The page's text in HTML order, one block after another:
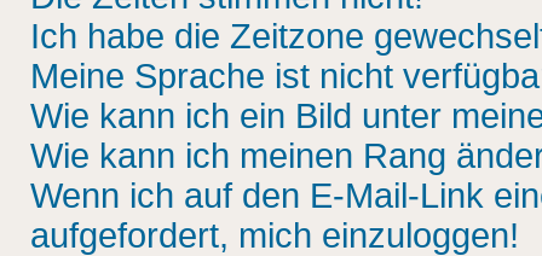
Ich habe die Zeitzone
Meine Sprache ist nicht
Wie kann ich ein Bild unter
Wie kann ich meinen Rang
Wenn ich auf den E-Mail-Link
aufgefordert, mich einzuloggen!